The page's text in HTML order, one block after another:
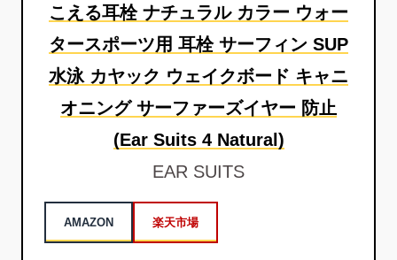
こえる耳栓 ナチュラル カラー ウォー
タースポーツ用 耳栓 サーフィン SUP
水泳 カヤック ウェイクボード キャニ
オニング サーファーズイヤー 防止
(Ear Suits 4 Natural)
EAR SUITS
AMAZON 楽天市場